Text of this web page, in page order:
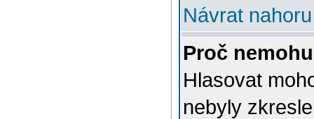
Návrat nahoru
Proč
Hlasovat
nebyly